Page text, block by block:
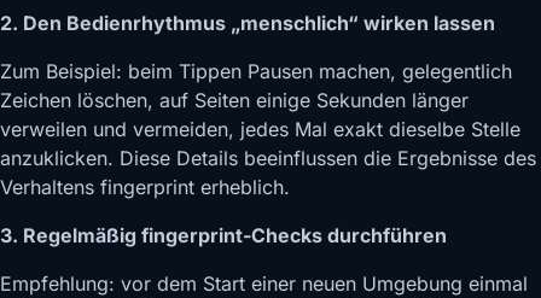
2. Den Bedienrhythmus „menschlich“ wirken lassen
Zum Beispiel: beim Tippen Pausen machen, gelegentlich
Zeichen löschen, auf Seiten einige Sekunden länger
verweilen und vermeiden, jedes Mal exakt dieselbe Stelle
anzuklicken. Diese Details beeinflussen die Ergebnisse des
Verhaltens fingerprint erheblich.
3. Regelmäßig fingerprint-Checks durchführen
Empfehlung: vor dem Start einer neuen Umgebung einmal